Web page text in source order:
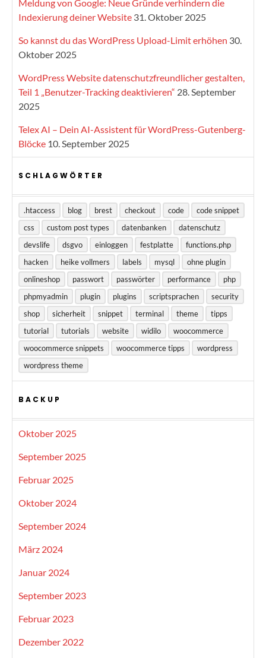
Meldung von Google: Neue Gründe verhindern die
Indexierung deiner Website 31. Oktober 2025
So kannst du das WordPress Upload-Limit erhöhen 30.
Oktober 2025
WordPress Website datenschutzfreundlicher gestalten,
Teil 1 „Benutzer-Tracking deaktivieren“ 28. September
2025
Telex AI – Dein AI-Assistent für WordPress-Gutenberg-
Blöcke 10. September 2025
SCHLAGWÖRTER
.htaccess blog brest checkout code
code snippet
css
custom post types datenbanken
datenschutz
devslife
dsgvo einloggen festplatte
functions.php
hacken
heike vollmers labels mysql
ohne plugin
onlineshop
passwort passwörter performance
php
phpmyadmin
plugin plugins scriptsprachen
security
shop
sicherheit snippet terminal theme
tipps
tutorial
tutorials website widilo
woocommerce
woocommerce snippets
woocommerce tipps
wordpress
wordpress theme
BACKUP
Oktober 2025
September 2025
Februar 2025
Oktober 2024
September 2024
März 2024
Januar 2024
September 2023
Februar 2023
Dezember 2022